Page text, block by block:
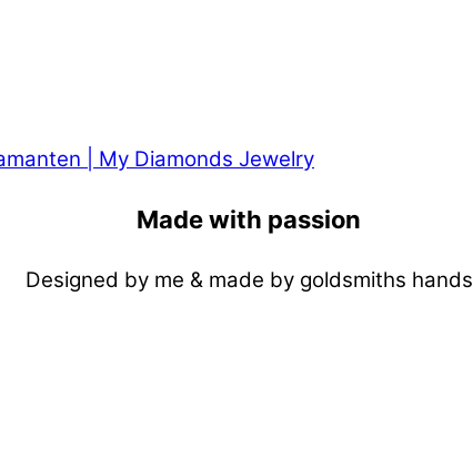
Made with passion
Designed by me & made by goldsmiths hands